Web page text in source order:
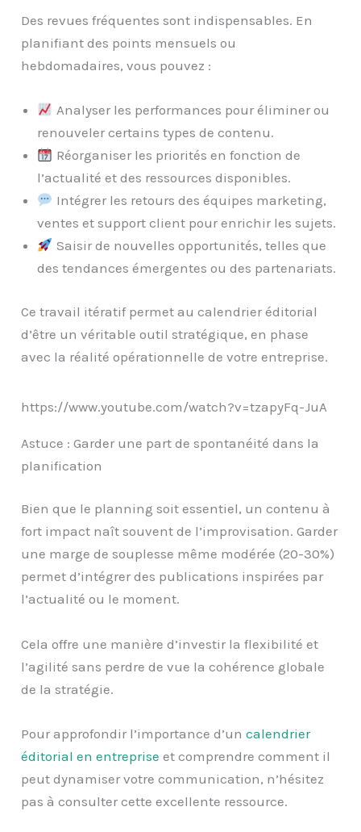
Des revues fréquentes sont indispensables. En
planifiant des points mensuels ou
hebdomadaires, vous pouvez :
Analyser les performances pour éliminer ou
renouveler certains types de contenu.
Réorganiser les priorités en fonction de
l’actualité et des ressources disponibles.
Intégrer les retours des équipes marketing,
ventes et support client pour enrichir les sujets.
Saisir de nouvelles opportunités, telles que
des tendances émergentes ou des partenariats.
Ce travail itératif permet au calendrier éditorial
d’être un véritable outil stratégique, en phase
avec la réalité opérationnelle de votre entreprise.
https://www.youtube.com/watch?v=tzapyFq-JuA
Astuce : Garder une part de spontanéité dans la
planification
Bien que le planning soit essentiel, un contenu à
fort impact naît souvent de l’improvisation. Garder
une marge de souplesse même modérée (20-30%)
permet d’intégrer des publications inspirées par
l’actualité ou le moment.
Cela offre une manière d’investir la flexibilité et
l’agilité sans perdre de vue la cohérence globale
de la stratégie.
Pour approfondir l’importance d’uncalendrier
éditorial en entreprise et comprendre comment il
peut dynamiser votre communication, n’hésitez
pas à consulter cette excellente ressource.